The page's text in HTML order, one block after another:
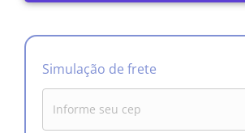
Simulação de frete